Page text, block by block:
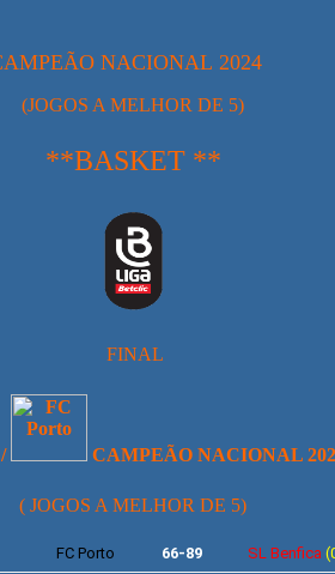
NACIONAL 2024
(JOGOS A MELHOR DE 5)
**BASKET **
FINAL
/ CAMPEÃO NACIONAL
( JOGOS A MELHOR DE 5)
FC Porto 66-89 SL Benfica